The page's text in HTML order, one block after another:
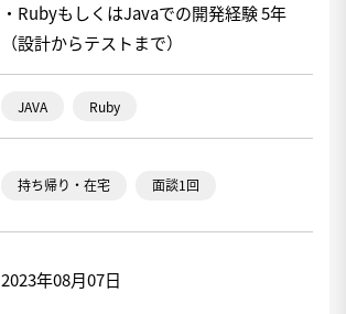
・RubyもしくはJavaでの開発経験 5年
（設計からテストまで）
JAVA Ruby
持ち帰り・在宅 面談1回
2023年08月07日